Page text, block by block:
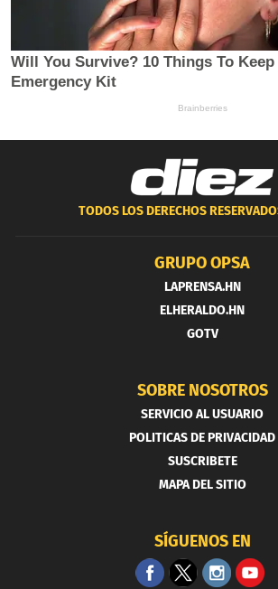
TODOS LOS DERECHOS
GRUPO OPSA
LAPRENSA.HN
ELHERALDO.HN
GOTV
SOBRE NOSOTROS
SERVICIO AL USUARIO
POLITICAS DE PRIVACIDAD
SUSCRIBETE
MAPA DEL SITIO
SÍGUENOS EN